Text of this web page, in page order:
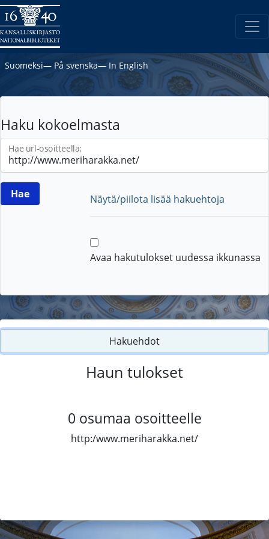
Suomeksi― På svenska― In English
Haku kokoelmasta
Hae url-osoitteella:
Näytä/piilota lisää hakuehtoja
Avaa hakutulokset uudessa ikkunassa
Hakuehdot
Haun tulokset
0 osumaa osoitteelle
http:/www.meriharakka.net/